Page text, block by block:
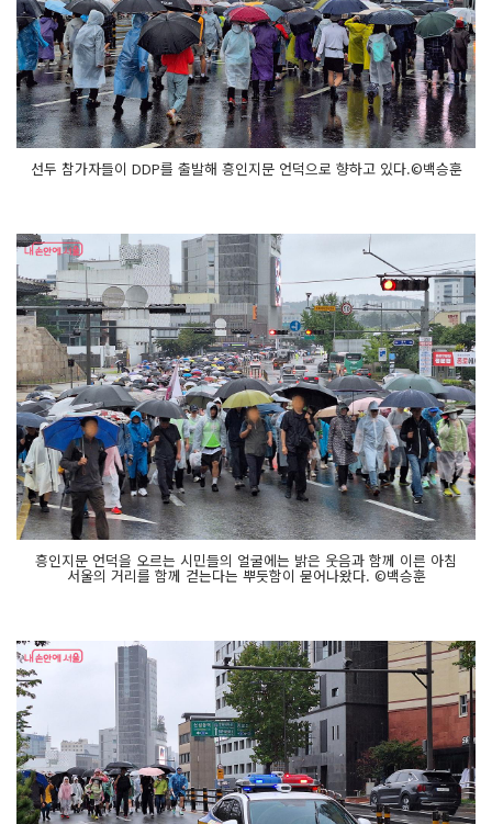
선두 참가자들이 DDP를 출발해 흥인지문 언덕으로 향하고 있다.©백승훈
흥인지문 언덕을 오르는 시민들의 얼굴에는 밝은 웃음과 함께 이른 아침
서울의 거리를 함께 걷는다는 뿌듯함이 묻어나왔다. ©백승훈